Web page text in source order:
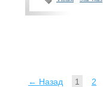
← Назад 1 2